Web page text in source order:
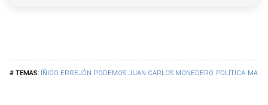
ÍÑIGO ERREJÓN PODEMOS JUAN CARLOS MONEDERO POLÍTICA